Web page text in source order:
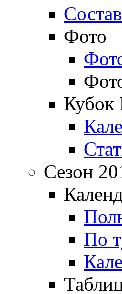
Состав
Фото
Кубок
Сезон
По